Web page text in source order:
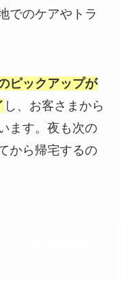
でのケアやトラ
ピックアップが
し、お客さまから
ます。夜も次の
から帰宅するの